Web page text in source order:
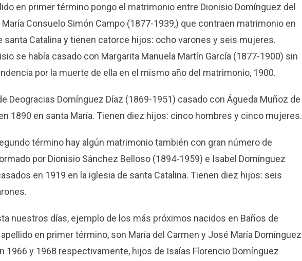
en primer término pongo el matrimonio entre Dionisio Domínguez del
Consuelo Simón Campo (1877-1939,) que contraen matrimonio en
santa Catalina y tienen catorce hijos: ocho varones y seis mujeres.
se había casado con Margarita Manuela Martín García (1877-1900) sin
por la muerte de ella en el mismo año del matrimonio, 1900.
Deogracias Domínguez Díaz (1869-1951) casado con Águeda Muñoz de
1890 en santa María. Tienen diez hijos: cinco hombres y cinco mujeres.
término hay algún matrimonio también con gran número de
por Dionisio Sánchez Belloso (1894-1959) e Isabel Domínguez
en 1919 en la iglesia de santa Catalina. Tienen diez hijos: seis
nuestros días, ejemplo de los más próximos nacidos en Baños de
en primer término, son María del Carmen y José María Domínguez
1966 y 1968 respectivamente, hijos de Isaías Florencio Domínguez